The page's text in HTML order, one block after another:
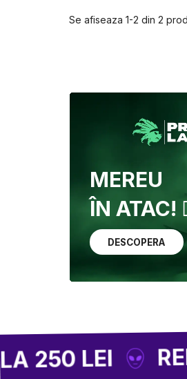
Se afiseaza 1-2 din 2
MEREU
ÎN ATAC!
DESCOPERA
LEI